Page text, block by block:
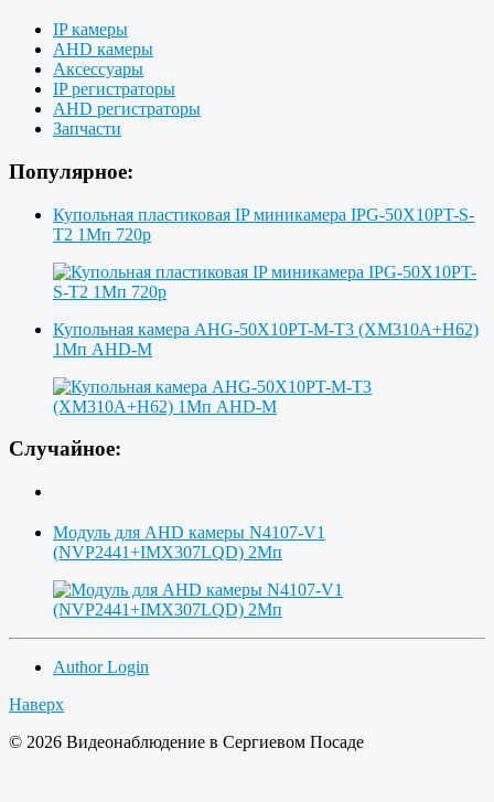
IP камеры
AHD камеры
Аксессуары
IP регистраторы
AHD регистраторы
Запчасти
Популярное:
Купольная пластиковая IP миникамера IPG-50X10PT-S-
T2 1Мп 720p
Купольная камера AHG-50X10PT-M-T3 (XM310A+H62)
1Мп AHD-M
Случайное:
Модуль для AHD камеры N4107-V1
(NVP2441+IMX307LQD) 2Мп
Author Login
Наверх
© 2026 Видеонаблюдение в Сергиевом Посаде